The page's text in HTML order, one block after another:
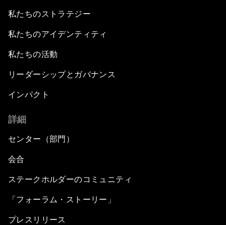
私たちのストラテジー
私たちのアイデンティティ
私たちの活動
リーダーシップとガバナンス
インパクト
詳細
センター（部門）
会合
ステークホルダーのコミュニティ
「フォーラム・ストーリー」
プレスリリース